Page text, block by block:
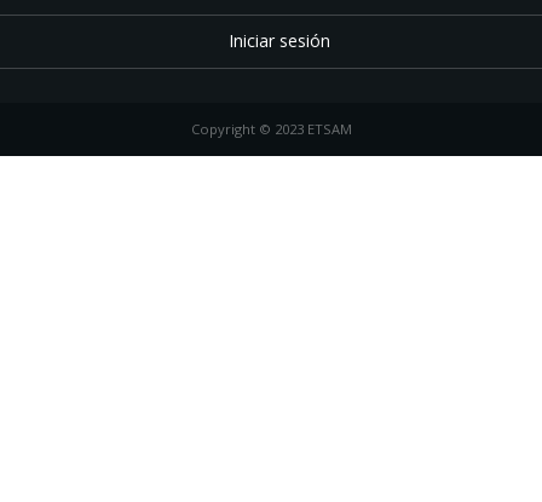
Iniciar sesión
Copyright © 2023 ETSAM